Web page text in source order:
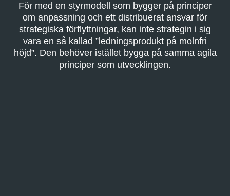
För med en styrmodell som bygger på principer
om anpassning och ett distribuerat ansvar för
strategiska förflyttningar, kan inte strategin i sig
vara en så kallad ”ledningsprodukt på molnfri
höjd”. Den behöver istället bygga på samma agila
principer som utvecklingen.